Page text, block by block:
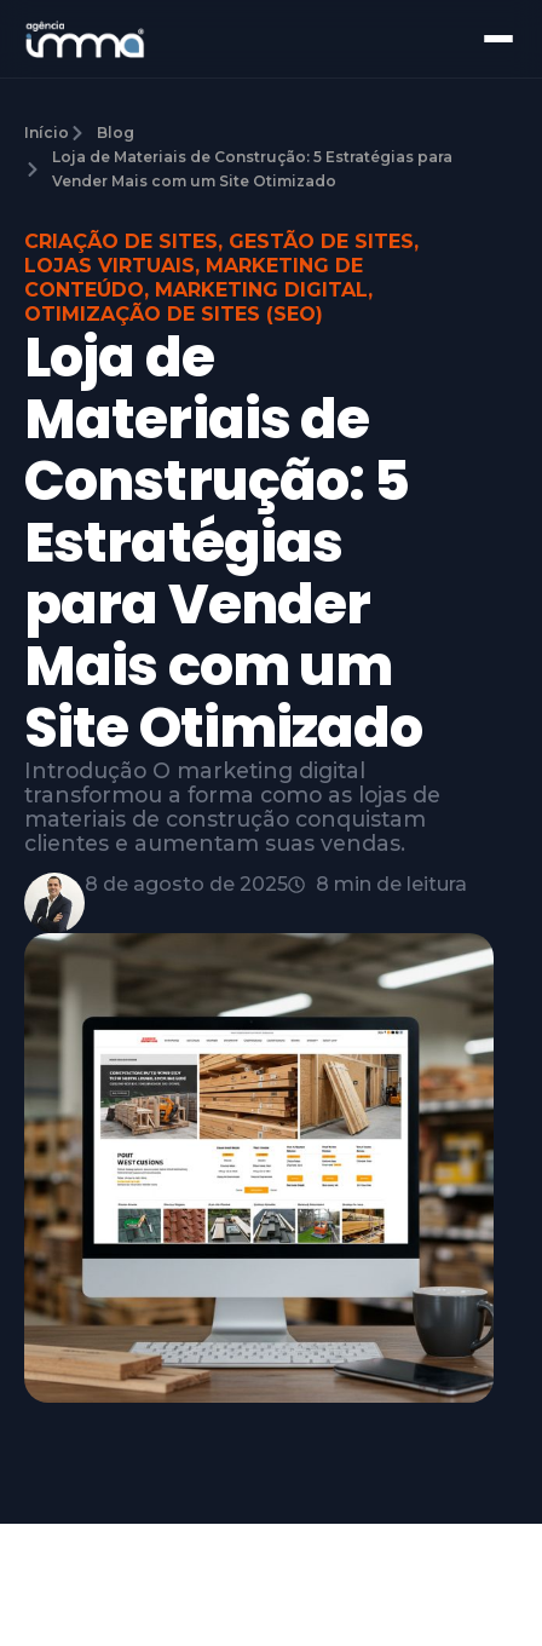
Início
Blog
Loja de Materiais de Construção: 5 Estratégias para
Vender Mais com um Site Otimizado
CRIAÇÃO DE SITES, GESTÃO DE SITES,
LOJAS VIRTUAIS, MARKETING DE
CONTEÚDO, MARKETING DIGITAL,
OTIMIZAÇÃO DE SITES (SEO)
Loja de
Materiais de
Construção: 5
Estratégias
para Vender
Mais com um
Site Otimizado
Introdução O marketing digital
transformou a forma como as lojas de
materiais de construção conquistam
clientes e aumentam suas vendas.
8 de agosto de 2025 8 min de leitura